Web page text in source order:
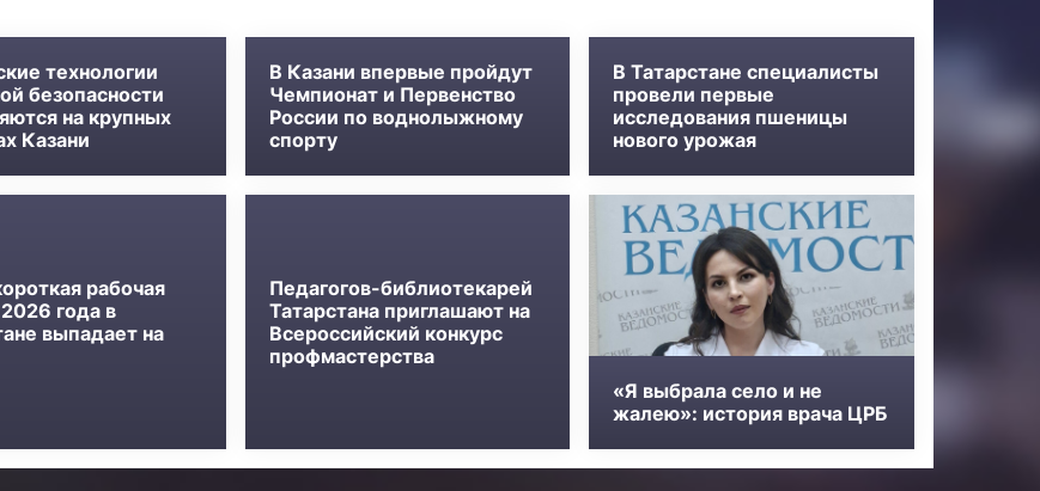
технологии
безопасности
на крупных
Казани
В Казани впервые пройдут
Чемпионат и Первенство
России по воднолыжному
спорту
В Татарстане специалисты
провели первые
исследования пшеницы
нового урожая
рабочая
года в
выпадает на
Педагогов-библиотекарей
Татарстана приглашают на
Всероссийский конкурс
профмастерства
«Я выбрала село и не
жалею»: история врача ЦРБ